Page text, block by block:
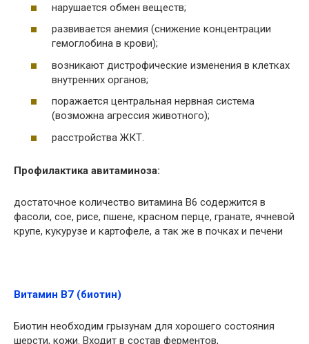
нарушается обмен веществ;
развивается анемия (снижение концентрации
гемоглобина в крови);
возникают дистрофические изменения в клетках
внутренних органов;
поражается центральная нервная система
(возможна агрессия животного);
расстройства ЖКТ.
Профилактика авитаминоза:
достаточное количество витамина В6 содержится в
фасоли, сое, рисе, пшене, красном перце, гранате, ячневой
крупе, кукурузе и картофеле, а так же в почках и печени
Витамин В7 (биотин)
Биотин необходим грызунам для хорошего состояния
шерсти, кожи. Входит в состав ферментов,